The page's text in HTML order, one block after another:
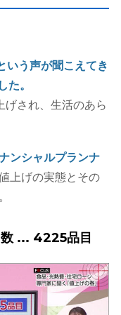
いう声が聞こえてき
。
され、生活のあら
ンシャルプランナ
上げの実態とその
... 4225品目